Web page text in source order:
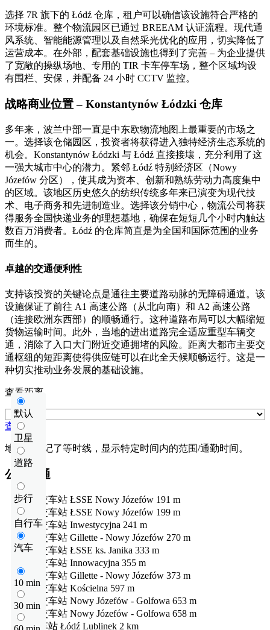
选择 7R 旗下的 Łódź 仓库，租户可以确信该设施符合严格的
环境标准。整个物流园区已通过 BREEAM 认证流程。现代通
风系统、智能能源管理以及自然采光优化的应用，切实降低了
运营成本。在外部，配套基础设施也得到了完善 – 为企业提供
了宽敞的操纵场地、专用的 TIR 卡车停车场，整个区域均设
有围栏、安保，并配备 24 小时 CCTV 监控。
战略商业位置 – Konstantynów Łódzki 仓库
多年来，波兰中部一直是中东欧物流地图上最重要的市场之
一。选择该仓储园区，投资者将获得进入独特经济生态系统的
机会。Konstantynów Łódzki 与 Łódź 直接接壤，充分利用了这
一强大城市中心的潜力。紧邻 Łódź 特别经济区（Nowy
Józefów 分区），使其成为资本、创新和熟练劳动力高度集中
的区域。该地区历史悠久的纺织传统多年来已演变为现代技
术、电子商务和先进制造业。选择该分销中心，物流公司将获
得服务全国快递业务的理想基地，确保在短短几个小时内触达
数百万消费者。Łódź 的仓库简直是为全国和国际范围的业务
而生的。
卓越的交通便利性
支持该投资的关键论点是通往主要道路动脉的无障碍通道。该
设施保证了前往 A1 高速公路（从北向南）和 A2 高速公路
（连接欧洲东西部）的顺畅通行。这种道路布局可以大幅缩短
货物运输时间。此外，当地的进出道路完全适应重型车辆交
通，消除了入口大门附近交通拥堵的风险。距离大都市主要交
通枢纽的短距离使得供应链可以在此全天候顺畅运行。这是一
种切实推动业务发展的基础设施。
默认
卫星
道路
步行
自行车
汽车
10 min
30 min
查看距离
查看距离
地图上标记了等时线，显示特定时间内的范围/通勤时间。
公共交通
公交车站 ŁSSE Nowy Józefów 191 m
公交车站 ŁSSE Nowy Józefów 199 m
公交车站 Inwestycyjna 241 m
公交车站 Gillette - Nowy Józefów 270 m
公交车站 ŁSSE ks. Janika 333 m
公交车站 Innowacyjna 355 m
公交车站 Gillette - Nowy Józefów 373 m
公交车站 Kościelna 597 m
公交车站 Nowy Józefów - Golfowa 653 m
公交车站 Nowy Józefów - Golfowa 658 m
火车站 Łódź Lublinek 2 km